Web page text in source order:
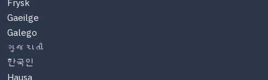
Frysk
Gaeilge
Galego
ગુજરાતી
한국인